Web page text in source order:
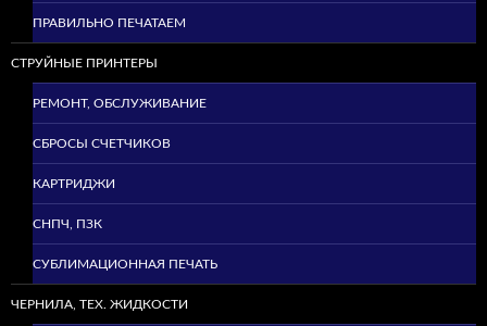
ПРАВИЛЬНО ПЕЧАТАЕМ
СТРУЙНЫЕ ПРИНТЕРЫ
РЕМОНТ, ОБСЛУЖИВАНИЕ
СБРОСЫ СЧЕТЧИКОВ
КАРТРИДЖИ
СНПЧ, ПЗК
СУБЛИМАЦИОННАЯ ПЕЧАТЬ
ЧЕРНИЛА, ТЕХ. ЖИДКОСТИ